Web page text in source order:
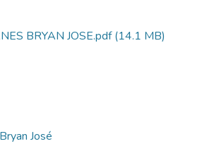
BRYAN JOSE.pdf(14.1 MB)
José